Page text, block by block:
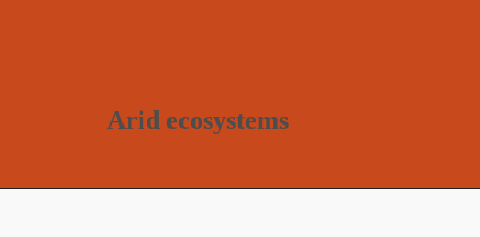
Arid ecosystems